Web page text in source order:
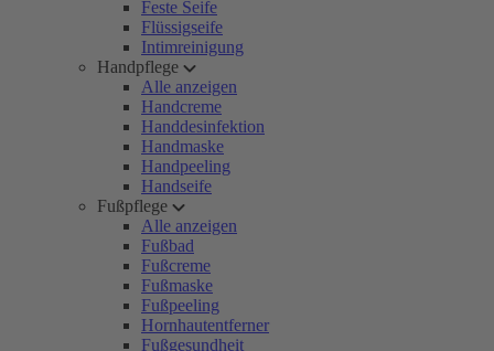
Feste Seife
Flüssigseife
Intimreinigung
Handpflege
Alle anzeigen
Handcreme
Handdesinfektion
Handmaske
Handpeeling
Handseife
Fußpflege
Alle anzeigen
Fußbad
Fußcreme
Fußmaske
Fußpeeling
Hornhautentferner
Fußgesundheit